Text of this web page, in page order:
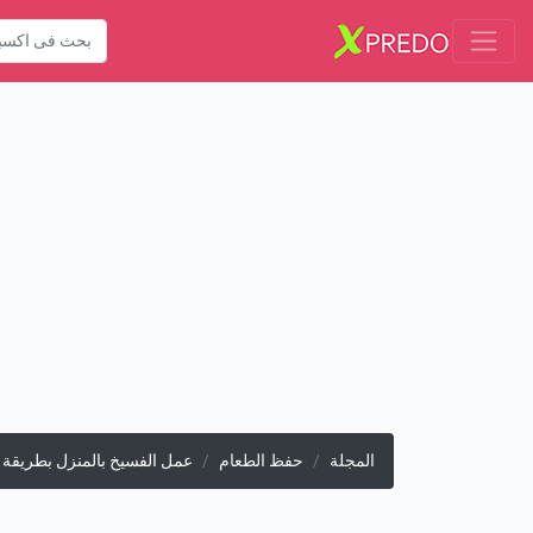
المجلة حفظ الطعام عمل الفسيخ بالمنزل بطريقة